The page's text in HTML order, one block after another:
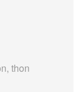
thon